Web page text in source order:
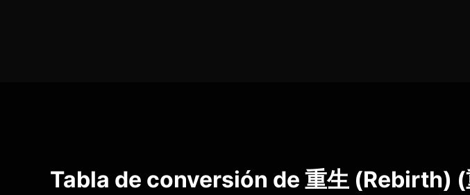
Tabla de conversión de 重生 (Rebirth) (